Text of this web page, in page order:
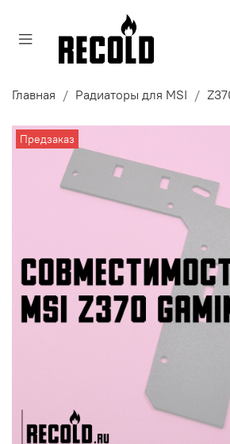
Главная Радиаторы для MSI
Предзаказ